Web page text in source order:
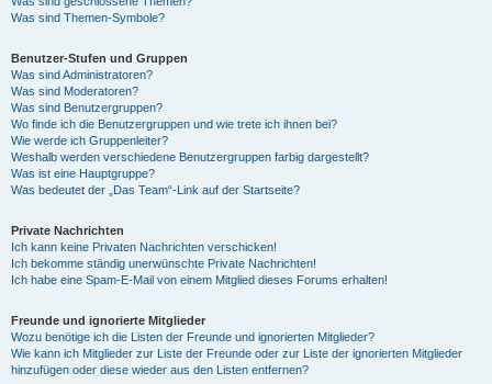
Was sind Themen-Symbole?
Benutzer-Stufen und Gruppen
Was sind Administratoren?
Was sind Moderatoren?
Was sind Benutzergruppen?
Wo finde ich die Benutzergruppen und wie trete ich ihnen bei?
Wie werde ich Gruppenleiter?
Weshalb werden verschiedene Benutzergruppen farbig dargestellt?
Was ist eine Hauptgruppe?
Was bedeutet der „Das Team“-Link auf der Startseite?
Private Nachrichten
Ich kann keine Privaten Nachrichten verschicken!
Ich bekomme ständig unerwünschte Private Nachrichten!
Ich habe eine Spam-E-Mail von einem Mitglied dieses Forums erhalten!
Freunde und ignorierte Mitglieder
Wozu benötige ich die Listen der Freunde und ignorierten Mitglieder?
Wie kann ich Mitglieder zur Liste der Freunde oder zur Liste der ignorierten Mitglieder
hinzufügen oder diese wieder aus den Listen entfernen?